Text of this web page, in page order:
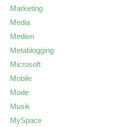
Marketing
Media
Medien
Metablogging
Microsoft
Mobile
Mode
Musik
MySpace